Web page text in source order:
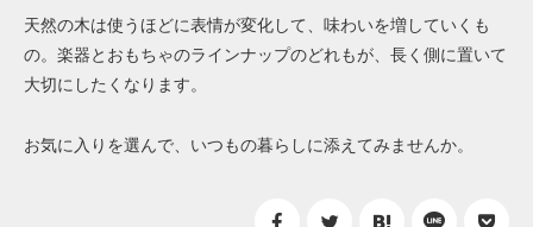
天然の木は使うほどに表情が変化して、味わいを増していくも
の。楽器とおもちゃのラインナップのどれもが、長く側に置いて
大切にしたくなります。
お気に入りを選んで、いつもの暮らしに添えてみませんか。